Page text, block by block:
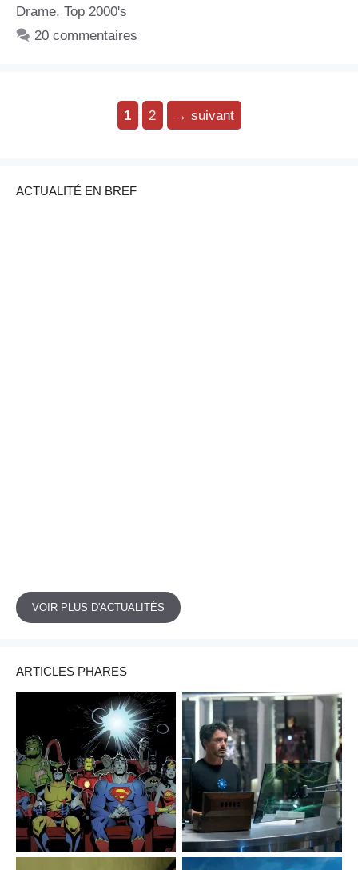
Drame, Top 2000's
20 commentaires
Page
1
Page
2
→ suivant
ACTUALITÉ EN BREF
VOIR PLUS D'ACTUALITÉS
ARTICLES PHARES